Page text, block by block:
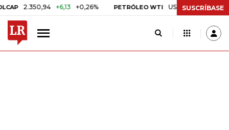
2.350,94 +6,13 +0,26% PETRÓLEO WTI US$ 78,01 US$ 2,92
SUSCRÍBASE